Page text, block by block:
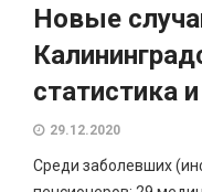
Новые
статистика
29.12.2020
Среди заболевших